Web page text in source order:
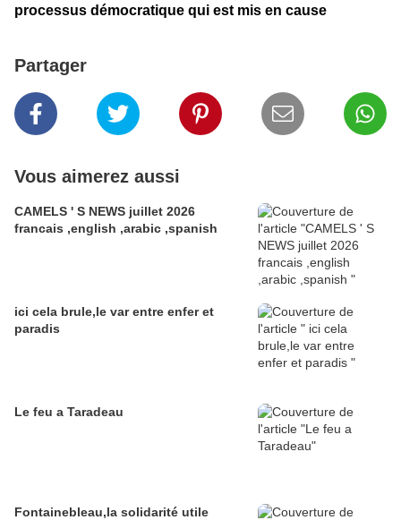
processus démocratique qui est mis en cause
Partager
Vous aimerez aussi
CAMELS ' S NEWS juillet 2026
francais ,english ,arabic ,spanish
ici cela brule,le var entre enfer et
paradis
Le feu a Taradeau
Fontainebleau,la solidarité utile